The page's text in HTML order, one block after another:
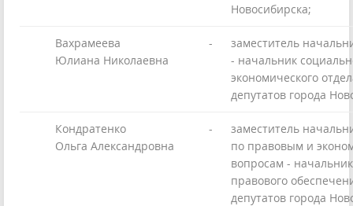
Новосибирска;
Вахрамеева
Юлиана Николаевна
-
заместитель
- начальник
экономического
депутатов города
Кондратенко
Ольга Александровна
-
заместитель
по правовым и
вопросам -
правового
депутатов города